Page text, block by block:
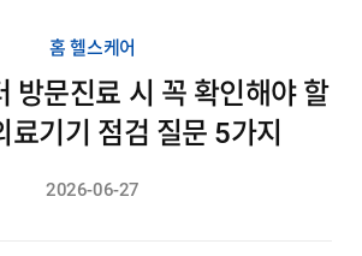
홈 헬스케어
방문진료 시 꼭 확인해야 할
료기기 점검 질문 5가지
2026-06-27